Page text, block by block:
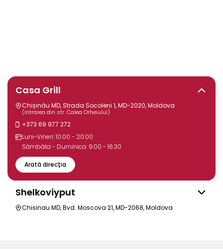
Casa Grill
Chișinău MD, Strada Socoleni 1, MD-2020, Moldova
(intrarea din str. Calea Orheiului)
+373 69 977 272
Luni-Vineri: 10:00 - 20:00
Sâmbăta - Duminica: 9:00 - 16:30
Arată direcția
Shelkoviyput
Chisinau MD, Bvd. Moscova 21, MD-2068, Moldova